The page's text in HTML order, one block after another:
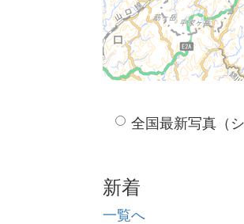
全国最新写真（
新着
一覧へ